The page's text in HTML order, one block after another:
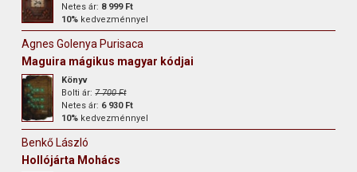
Netes ár: 8 999 Ft
10% kedvezménnyel
Agnes Golenya Purisaca
Maguira mágikus magyar kódjai
Könyv
Bolti ár:7 700 Ft
Netes ár: 6 930 Ft
10% kedvezménnyel
Benkő László
Hollójárta Mohács